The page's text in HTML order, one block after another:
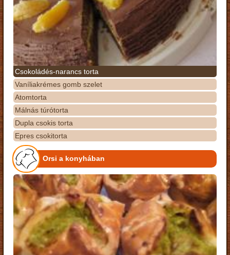
Csokoládés-narancs torta
Vaníliakrémes gomb szelet
Atomtorta
Málnás túrótorta
Dupla csokis torta
Epres csokitorta
Orsi a konyhában